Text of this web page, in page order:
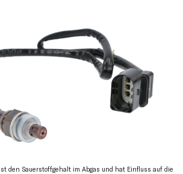
den Sauerstoffgehalt im Abgas und hat Einfluss auf die